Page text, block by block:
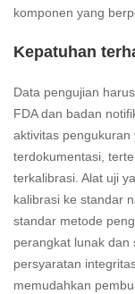
komponen yang
Kepatuhan
Data pengujian
FDA dan badan
aktivitas
terdokumentasi,
terkalibrasi. Alat uji
kalibrasi ke standar
standar metode
perangkat lunak
persyaratan
memudahkan